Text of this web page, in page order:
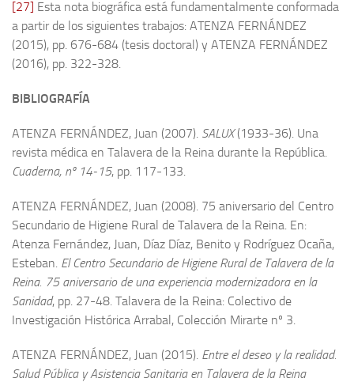
[27] Esta nota biográfica está fundamentalmente conformada
a partir de los siguientes trabajos: ATENZA FERNÁNDEZ
(2015), pp. 676-684 (tesis doctoral) y ATENZA FERNÁNDEZ
(2016), pp. 322-328.
BIBLIOGRAFÍA
ATENZA FERNÁNDEZ, Juan (2007). SALUX(1933-36). Una
revista médica en Talavera de la Reina durante la República.
Cuaderna, nº 14-15, pp. 117-133.
ATENZA FERNÁNDEZ, Juan (2008). 75 aniversario del Centro
Secundario de Higiene Rural de Talavera de la Reina. En:
Atenza Fernández, Juan, Díaz Díaz, Benito y Rodríguez Ocaña,
Esteban. El Centro Secundario de Higiene Rural de Talavera de la
Reina. 75 aniversario de una experiencia modernizadora en la
Sanidad, pp. 27-48. Talavera de la Reina: Colectivo de
Investigación Histórica Arrabal, Colección Mirarte nº 3.
ATENZA FERNÁNDEZ, Juan (2015). Entre el deseo y la realidad.
Salud Pública y Asistencia Sanitaria en Talavera de la Reina